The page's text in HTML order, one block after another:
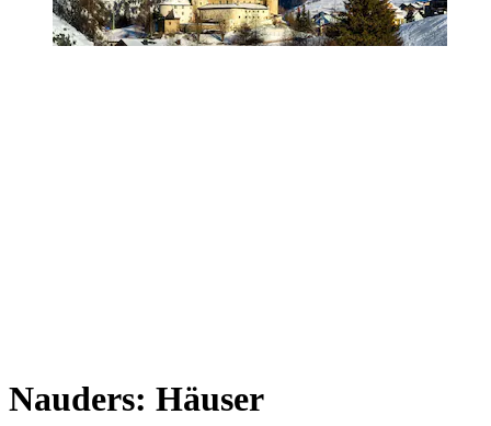
Nauders: Häuser